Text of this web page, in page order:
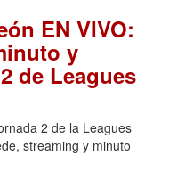
EN VIVO:
y
de Leagues
2 de la Leagues
streaming y minuto